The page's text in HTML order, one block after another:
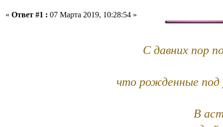
« Ответ #1 : 07 Марта 2019, 10:28:54 »
С давних пор
что рожденные под
В